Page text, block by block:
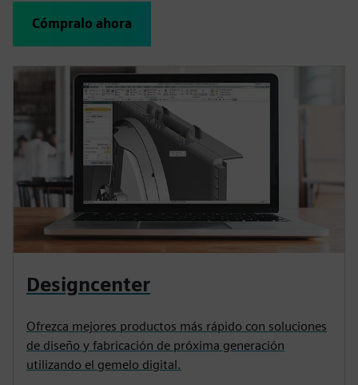
Cómpralo ahora
Designcenter
Ofrezca mejores productos más rápido con soluciones
de diseño y fabricación de próxima generación
utilizando el gemelo digital.